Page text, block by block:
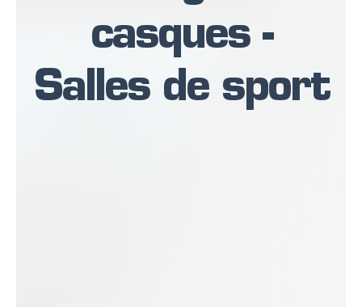
casques -
Salles de sport